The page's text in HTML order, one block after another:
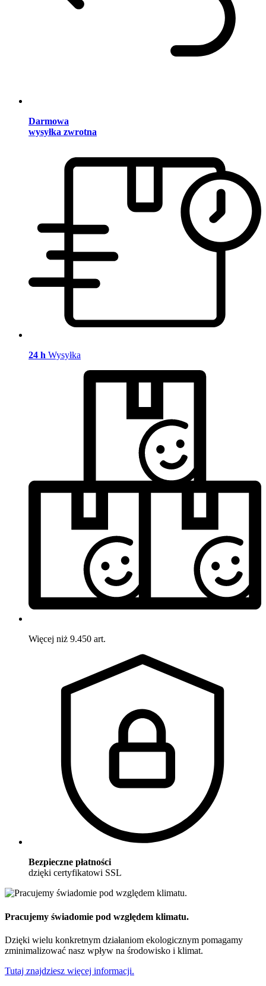
Darmowa
wysyłka zwrotna
24 h Wysyłka
Więcej niż 9.450 art.
Bezpieczne płatności
dzięki certyfikatowi SSL
Pracujemy świadomie pod względem klimatu.
Dzięki wielu konkretnym działaniom ekologicznym pomagamy
zminimalizować nasz wpływ na środowisko i klimat.
Tutaj znajdziesz więcej informacji.